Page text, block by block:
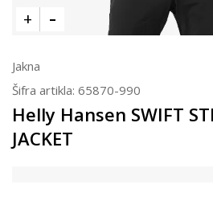
Jakna
Šifra artikla: 65870-990
Helly Hansen SWIFT
JACKET